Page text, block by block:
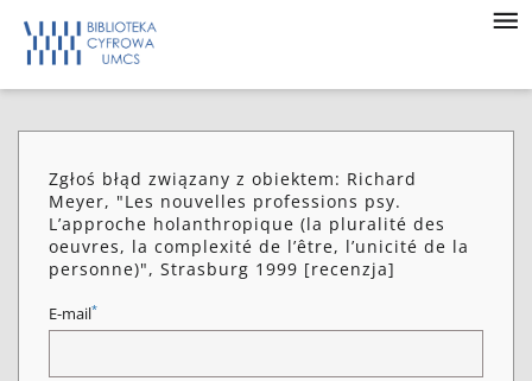
Zgłoś błąd związany z obiektem: Richard
Meyer, "Les nouvelles professions psy.
L’approche holanthropique (la pluralité des
oeuvres, la complexité de l’être, l’unicité de la
personne)", Strasburg 1999 [recenzja]
E-mail*